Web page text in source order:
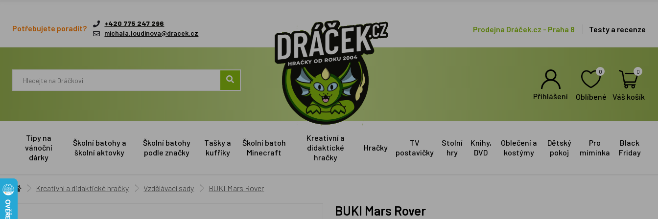
Potřebujete poradit?
+420 775 247 296
michala.loudinova@dracek.cz
Prodejna Dráček.cz - Praha 8 Testy a recenze
Přihlášení
0
Oblíbené
0
Váš košík
Tipy na
vánoční
dárky
Školní batohy a
školní aktovky
Školní batohy
podle značky
Tašky a
kufříky
Školní batoh
Minecraft
Kreativní a
didaktické
hračky
Hračky
TV
postavičky
Stolní
hry
Knihy,
DVD
Oblečení a
kostýmy
Dětský
pokoj
Pro
miminka
Black
Friday
Kreativní a didaktické hračky Vzdělávací sady BUKI Mars Rover
BUKI Mars Rover